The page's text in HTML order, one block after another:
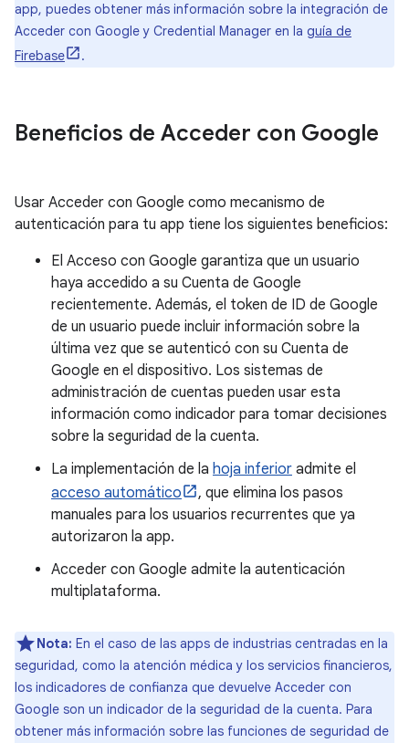
app, puedes obtener más información sobre la integración de
Acceder con Google y Credential Manager en la guía de
Firebase
.
Beneficios de Acceder con Google
Usar Acceder con Google como mecanismo de
autenticación para tu app tiene los siguientes beneficios:
El Acceso con Google garantiza que un usuario
haya accedido a su Cuenta de Google
recientemente. Además, el token de ID de Google
de un usuario puede incluir información sobre la
última vez que se autenticó con su Cuenta de
Google en el dispositivo. Los sistemas de
administración de cuentas pueden usar esta
información como indicador para tomar decisiones
sobre la seguridad de la cuenta.
La implementación de la hoja inferior admite el
acceso automático
, que elimina los pasos
manuales para los usuarios recurrentes que ya
autorizaron la app.
Acceder con Google admite la autenticación
multiplataforma.
Nota: En el caso de las apps de industrias centradas en la
seguridad, como la atención médica y los servicios financieros,
los indicadores de confianza que devuelve Acceder con
Google son un indicador de la seguridad de la cuenta. Para
obtener más información sobre las funciones de seguridad de